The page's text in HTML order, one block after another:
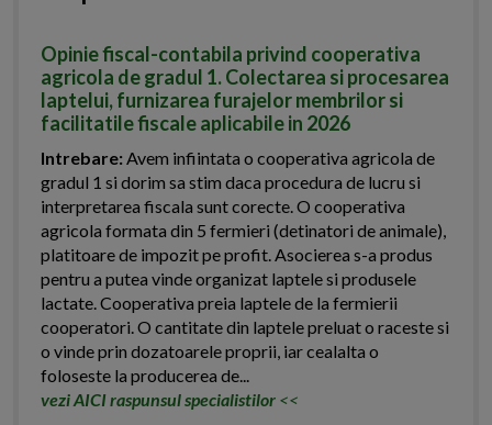
Opinie fiscal-contabila privind cooperativa
agricola de gradul 1. Colectarea si procesarea
laptelui, furnizarea furajelor membrilor si
facilitatile fiscale aplicabile in 2026
Intrebare:Avem infiintata o cooperativa agricola de
gradul 1 si dorim sa stim daca procedura de lucru si
interpretarea fiscala sunt corecte. O cooperativa
agricola formata din 5 fermieri (detinatori de animale),
platitoare de impozit pe profit. Asocierea s-a produs
pentru a putea vinde organizat laptele si produsele
lactate. Cooperativa preia laptele de la fermierii
cooperatori. O cantitate din laptele preluat o raceste si
o vinde prin dozatoarele proprii, iar cealalta o
foloseste la producerea de...
vezi AICI raspunsul specialistilor <<